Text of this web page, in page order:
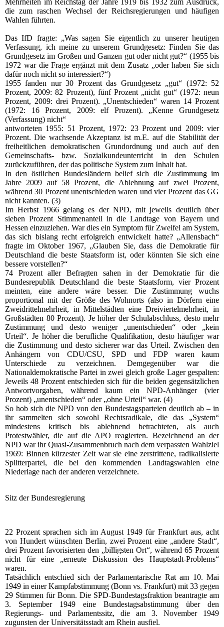
Mehrheiten im Reichstag der Jahre 1919 bis 1932 zum Ausdruck,
die zum raschen Wechsel der Reichsregierungen und häufigen
Wahlen führten.
Das IfD fragte: „Was sagen Sie eigentlich zu unserer heutigen
Verfassung, ich meine zu unserem Grundgesetz: Finden Sie das
Grundgesetz im Großen und Ganzen gut oder nicht gut?“ (1955 bis
1972 war die Frage ergänzt mit dem Zusatz „oder haben Sie sich
dafür noch nicht so interessiert?“)
1955 fanden nur 30 Prozent das Grundgesetz „gut“ (1972: 52
Prozent, 2009: 82 Prozent), fünf Prozent „nicht gut“ (1972: neun
Prozent, 2009: drei Prozent). „Unentschieden“ waren 14 Prozent
(1972: 16 Prozent, 2009: elf Prozent). „Kenne Grundgesetz
(Verfassung) nicht“
antworteten 1955: 51 Prozent, 1972: 23 Prozent und 2009: vier
Prozent. Die wachsende Akzeptanz ist m.E. auf die Stabilität der
freiheitlichen demokratischen Grundordnung und auch auf den
Gemeinschafts- bzw. Sozialkundeunterricht in den Schulen
zurückzuführen, der das politische System zum Inhalt hat.
In den östlichen Bundesländern belief sich die Zustimmung im
Jahre 2009 auf 58 Prozent, die Ablehnung auf zwei Prozent,
während 30 Prozent unentschieden waren und vier Prozent das GG
nicht kannten. (3)
Im Herbst 1966 gelang es der NPD, mit jeweils deutlich über
sieben Prozent Stimmenanteil in die Landtage von Bayern und
Hessen einzuziehen. War dies ein Symptom für Zweifel am System,
das sich bislang recht erfolgreich entwickelt hatte? „Allensbach“
fragte im Oktober 1967, „Glauben Sie, dass die Demokratie für
Deutschland die beste Staatsform ist, oder könnten Sie sich eine
bessere vorstellen?“
74 Prozent aller Befragten sahen in der Demokratie für die
Bundesrepublik Deutschland die beste Staatsform, vier Prozent
meinten, eine andere wäre besser. Die Zustimmung wuchs
proportional mit der Größe des Wohnorts (also in Dörfern eine
Zweidrittelmehrheit, in Mittelstädten eine Dreiviertelmehrheit, in
Großstädten 80 Prozent). Je höher der Schulabschluss, desto mehr
Zustimmung und desto weniger „unentschieden“ oder „kein
Urteil“. Je höher die berufliche Qualifikation, desto häufiger war
die Zustimmung und desto sicherer war das Urteil. Zwischen den
Anhängern von CDU/CSU, SPD und FDP waren kaum
Unterschiede zu verzeichnen. Demgegenüber war die
Nationaldemokratische Partei in zwei gleich große Lager gespalten:
Jeweils 48 Prozent entschieden sich für die beiden gegensätzlichen
Antwortvorgaben, während kaum ein NPD-Anhänger (vier
Prozent) „unentschieden“ oder „ohne Urteil“ war. (4)
So hob sich die NPD von den Bundestagsparteien deutlich ab – in
ihr sammelten sich sowohl Rechtsradikale, die das „System“
mindestens kritisch bis ablehnend betrachteten, als auch
Protestwähler, die auf die APO reagierten. Bezeichnend an der
NPD war ihr Quasi-Zusammenbruch nach dem verpassten Wahlziel
1969: Binnen kürzester Zeit war sie eine zerstrittene, radikalisierte
Splitterpartei, die bei den kommenden Landtagswahlen eine
Niederlage nach der anderen verzeichnete.
Sitz der Bundesregierung
22 Prozent sprachen sich im August 1949 für Frankfurt aus, acht
von Hundert wünschten Berlin, zwei Prozent eine „andere Stadt“,
drei Prozent favorisierten den „billigsten Ort“, während 65 Prozent
nicht für eine „erneute Diskussion des Hauptstadt-Problems“
waren.
Tatsächlich entschied sich der Parlamentarische Rat am 10. Mai
1949 in einer Kampfabstimmung (Bonn vs. Frankfurt) mit 33 gegen
29 Stimmen für Bonn. Die SPD-Bundestagsfraktion beantragte am
3. September 1949 eine Bundestagsabstimmung über den
Regierungs- und Parlamentssitz, die am 3. November 1949
zugunsten der Universitätsstadt am Rhein ausfiel.